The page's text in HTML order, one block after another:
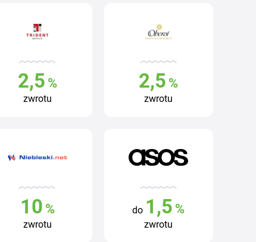
2,5 %
zwrotu
2,5 %
zwrotu
10 %
zwrotu
do 1,5 %
zwrotu